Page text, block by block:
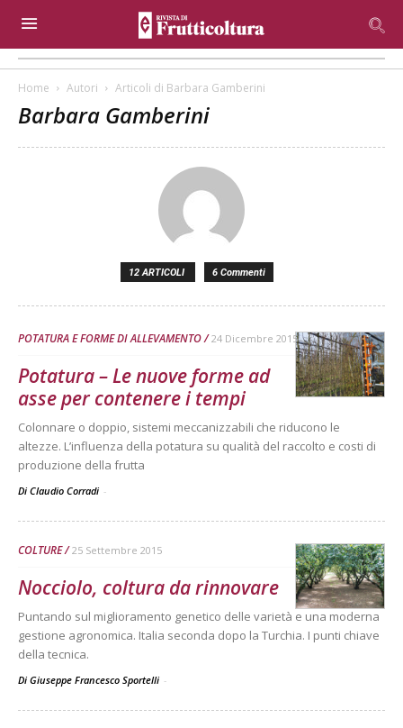
Home Autori Articoli di Barbara Gamberini
Barbara Gamberini
12 ARTICOLI 6 Commenti
POTATURA E FORME DI ALLEVAMENTO 24 Dicembre 2015
Potatura – Le nuove forme ad
asse per contenere i tempi
Colonnare o doppio, sistemi meccanizzabili che riducono le
altezze. L’influenza della potatura su qualità del raccolto e costi di
produzione della frutta
Di Claudio Corradi -
COLTURE 25 Settembre 2015
Nocciolo, coltura da rinnovare
Puntando sul miglioramento genetico delle varietà e una moderna
gestione agronomica. Italia seconda dopo la Turchia. I punti chiave
della tecnica.
Di Giuseppe Francesco Sportelli -